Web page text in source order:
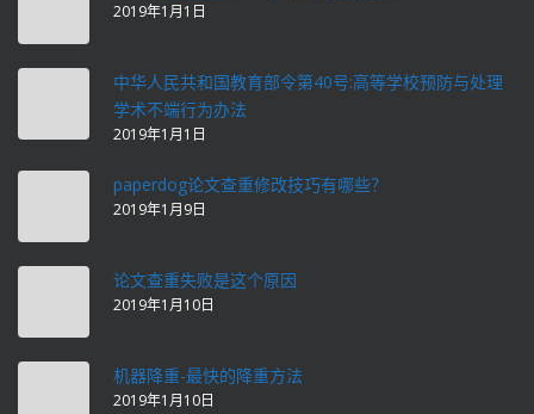
2019年1月1日
中华人民共和国教育部令第40号:高等学校预防与处理
学术不端行为办法
2019年1月1日
paperdog论文查重修改技巧有哪些？
2019年1月9日
论文查重失败是这个原因
2019年1月10日
机器降重-最快的降重方法
2019年1月10日